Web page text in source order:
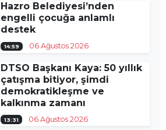
Hazro Belediyesi’nden
engelli çocuğa anlamlı
destek
14:59 06 Ağustos 2026
DTSO Başkanı Kaya: 50 yıllık
çatışma bitiyor, şimdi
demokratikleşme ve
kalkınma zamanı
13:31 06 Ağustos 2026